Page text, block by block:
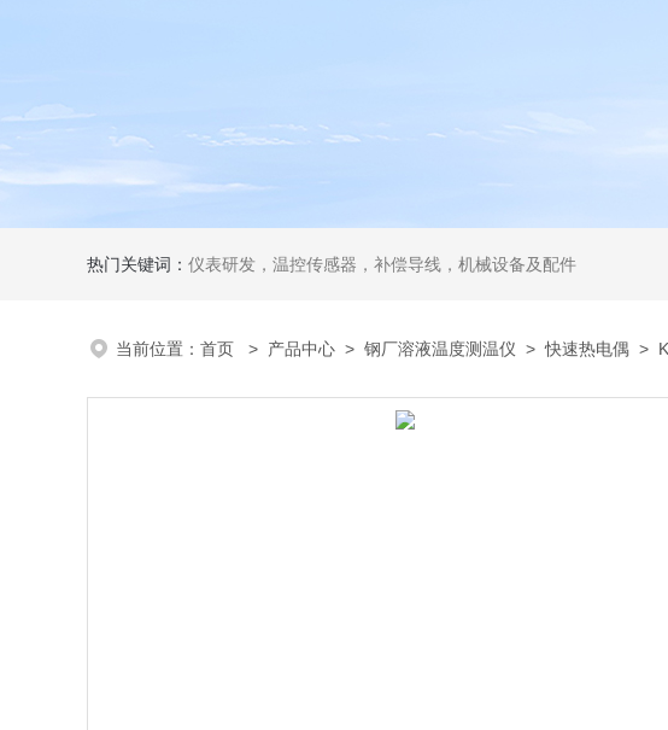
热门关键词： 仪表研发，温控传感器，补偿导线，机械设备及配件
当前位置： 首页 > 产品中心 > 钢厂溶液温度测温仪 >快速热电偶 >